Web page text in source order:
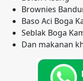
Brownies
Baso Aci Boga
Seblak Boga
Dan makanan